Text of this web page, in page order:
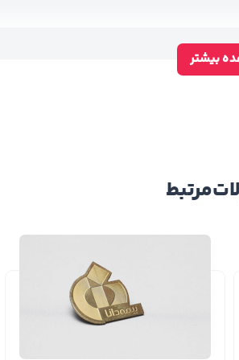
ماندگاری چاپ استفاده می شود.
مناسب در کنار مدل آنادایز محسوب می‌شود.
بیشتر
مرتبط